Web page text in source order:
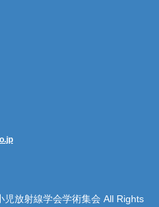
放射線学会学術集会 All Rights